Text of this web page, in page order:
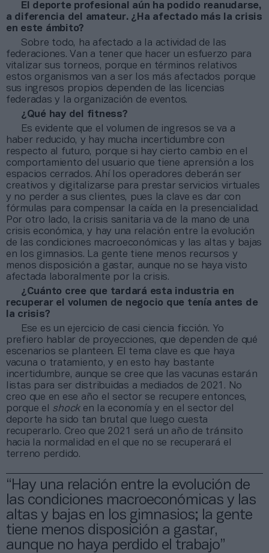
El deporte profesional aún ha podido reanudarse,
a diferencia del amateur. ¿Ha afectado más la crisis
en este ámbito?
Sobre todo, ha afectado a la actividad de las
federaciones. Van a tener que hacer un esfuerzo para
vitalizar sus torneos, porque en términos relativos
estos organismos van a ser los más afectados porque
sus ingresos propios dependen de las licencias
federadas y la organización de eventos.
¿Qué hay del fitness?
Es evidente que el volumen de ingresos se va a
haber reducido, y hay mucha incertidumbre con
respecto al futuro, porque si hay cierto cambio en el
comportamiento del usuario que tiene aprensión a los
espacios cerrados. Ahí los operadores deberán ser
creativos y digitalizarse para prestar servicios virtuales
y no perder a sus clientes, pues la clave es dar con
fórmulas para compensar la caída en la presencialidad.
Por otro lado, la crisis sanitaria va de la mano de una
crisis económica, y hay una relación entre la evolución
de las condiciones macroeconómicas y las altas y bajas
en los gimnasios. La gente tiene menos recursos y
menos disposición a gastar, aunque no se haya visto
afectada laboralmente por la crisis.
¿Cuánto cree que tardará esta industria en
recuperar el volumen de negocio que tenía antes de
la crisis?
Ese es un ejercicio de casi ciencia ficción. Yo
prefiero hablar de proyecciones, que dependen de qué
escenarios se planteen. El tema clave es que haya
vacuna o tratamiento, y en esto hay bastante
incertidumbre, aunque se cree que las vacunas estarán
listas para ser distribuidas a mediados de 2021. No
creo que en ese año el sector se recupere entonces,
porque el shock en la economía y en el sector del
deporte ha sido tan brutal que luego cuesta
recuperarlo. Creo que 2021 será un año de tránsito
hacia la normalidad en el que no se recuperará el
terreno perdido.
“Hay una relación entre la evolución de
las condiciones macroeconómicas y las
altas y bajas en los gimnasios; la gente
tiene menos disposición a gastar,
aunque no haya perdido el trabajo”